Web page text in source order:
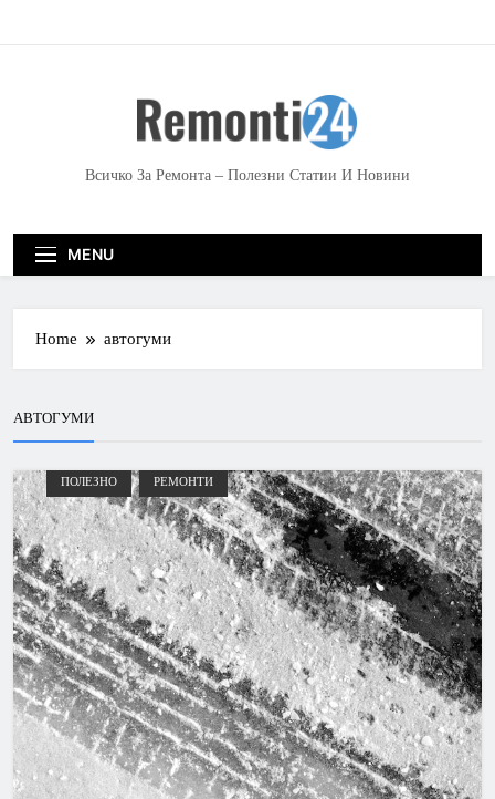
e
Всичко За Ремонта – Полезни Статии И Новини
MENU
Home автогуми
АВТОГУМИ
ПОЛЕЗНО РЕМОНТИ